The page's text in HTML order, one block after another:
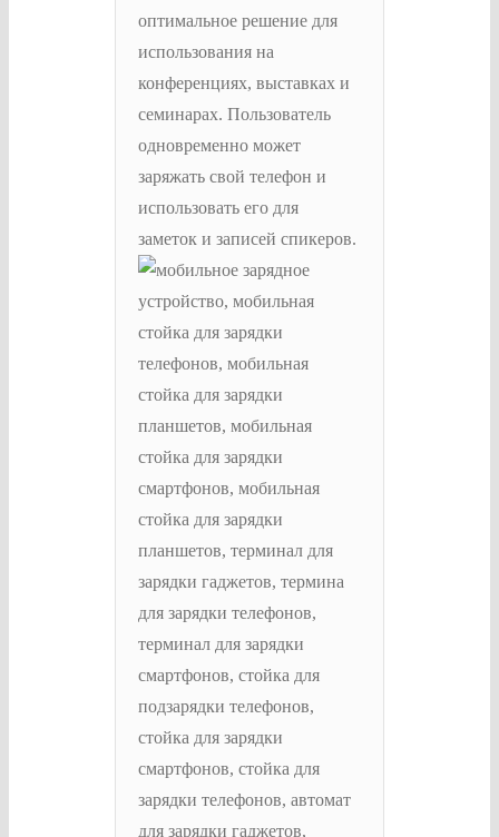
оптимальное решение для
использования на
конференциях, выставках и
семинарах. Пользователь
одновременно может
заряжать свой телефон и
использовать его для
заметок и записей спикеров.